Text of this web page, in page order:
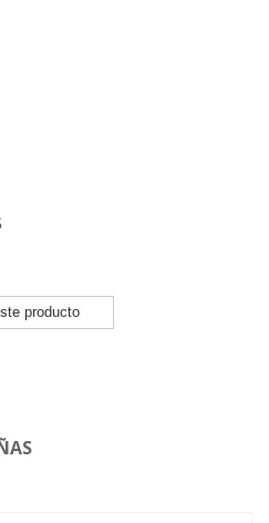
producto